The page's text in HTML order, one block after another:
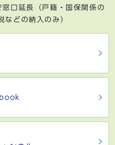
口延長（戸籍・国保関係の
などの納入のみ）